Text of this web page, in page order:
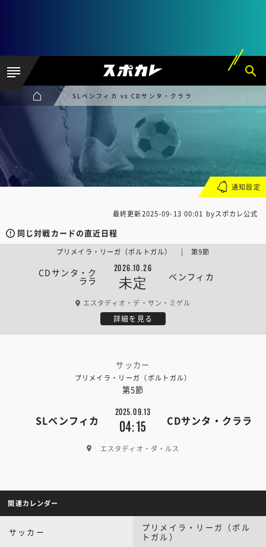
SLベンフィカ vs CDサンタ・クララ
最終更新2025-09-13 00:01 byスポカレ公式
同じ対戦カードの直近日程
CDサンタ・ク
ララ
2026.10.26
未定 ベンフィカ
プリメイラ・リーガ（ポルトガル） | 第9節
エスタディオ・デ・サン・ミゲル
詳細を見る
サッカー
プリメイラ・リーガ（ポルトガル）
第5節
SLベンフィカ
2025.09.13
04:15 CDサンタ・クララ
エスタディオ・ダ・ルス
通知設定
関連カレンダー
サッカー
プリメイラ・リーガ（ポル
トガル）